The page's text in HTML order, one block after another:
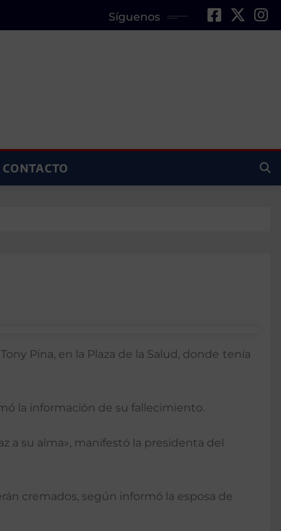
Síguenos
CONTACTO
Pina, en la Plaza de la Salud, donde tenía
la información de su fallecimiento.
a su alma», manifestó la presidenta del
cremados, según informó la esposa de